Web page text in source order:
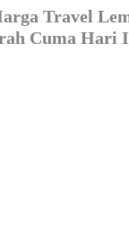
Travel
Cuma Hari